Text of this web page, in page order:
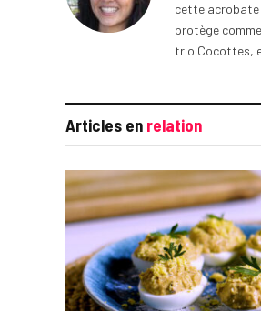
cette acrobate
protège
trio Cocottes,
Articles en relation